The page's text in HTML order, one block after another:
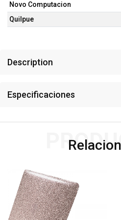
Novo Computacion
Quilpue
Description
Especificaciones